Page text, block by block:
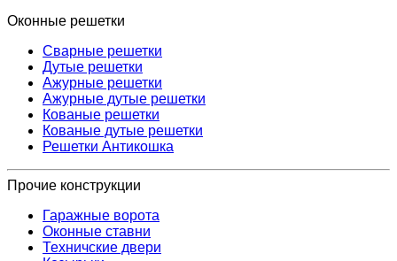
Оконные решетки
Сварные решетки
Дутые решетки
Ажурные решетки
Ажурные дутые решетки
Кованые решетки
Кованые дутые решетки
Решетки Антикошка
Прочие конструкции
Гаражные ворота
Оконные ставни
Техничские двери